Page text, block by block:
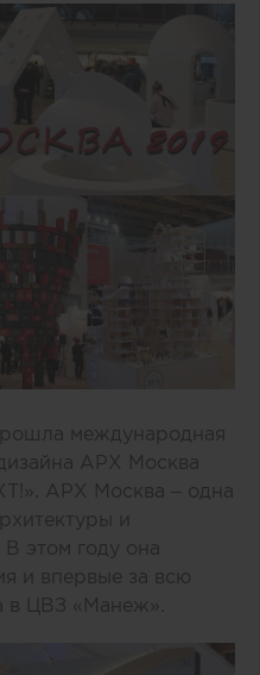
международная
АРХ Москва
АРХ Москва – одна
и
В этом году она
и впервые за всю
в ЦВЗ «Манеж».